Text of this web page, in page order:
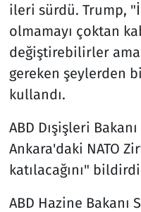
ileri sürdü. Trump,
olmamayı çoktan
değiştirebilirler
gereken şeylerden
kullandı.
ABD Dışişleri
Ankara'daki NATO
katılacağını"
ABD Hazine Bakanı